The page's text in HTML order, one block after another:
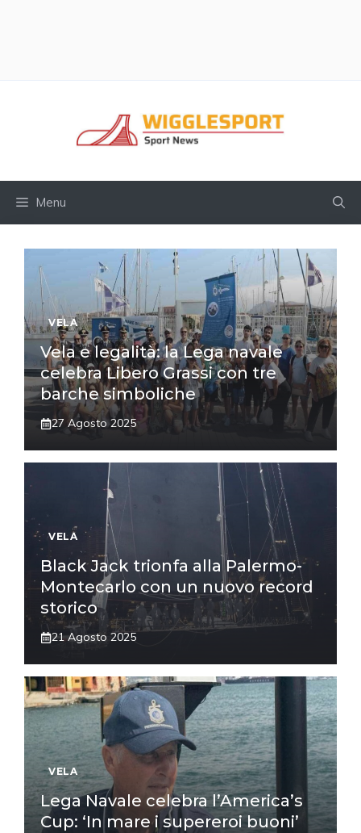
Menu
VELA
Vela e legalità: la Lega navale
celebra Libero Grassi con tre
barche simboliche
27 Agosto 2025
VELA
Black Jack trionfa alla Palermo-
Montecarlo con un nuovo record
storico
21 Agosto 2025
VELA
Lega Navale celebra l’America’s
Cup: ‘In mare i supereroi buoni’